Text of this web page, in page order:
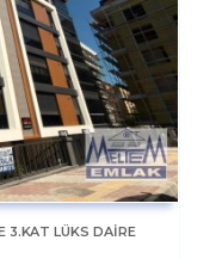
3.KAT LÜKS DAİRE